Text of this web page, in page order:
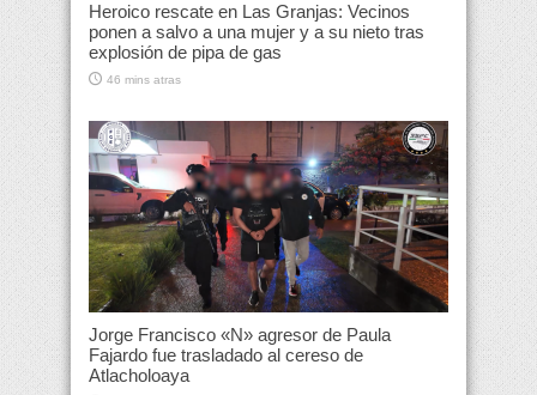
Heroico rescate en Las Granjas: Vecinos
ponen a salvo a una mujer y a su nieto tras
explosión de pipa de gas
46 mins atras
Jorge Francisco «N» agresor de Paula
Fajardo fue trasladado al cereso de
Atlacholoaya